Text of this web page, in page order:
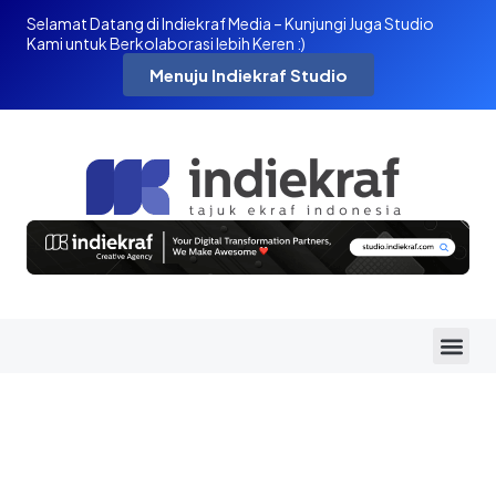
Selamat Datang di Indiekraf Media – Kunjungi Juga Studio
Kami untuk Berkolaborasi lebih Keren :)
Menuju Indiekraf Studio